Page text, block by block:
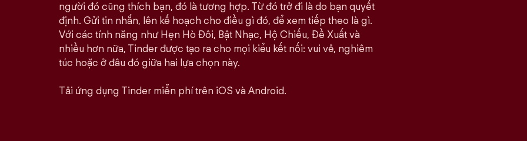
người đó cũng thích bạn, đó là tương hợp. Từ đó trở đi là do bạn quyết
định. Gửi tin nhắn, lên kế hoạch cho điều gì đó, để xem tiếp theo là gì.
Với các tính năng như Hẹn Hò Đôi, Bật Nhạc, Hộ Chiếu, Đề Xuất và
nhiều hơn nữa, Tinder được tạo ra cho mọi kiểu kết nối: vui vẻ, nghiêm
túc hoặc ở đâu đó giữa hai lựa chọn này.
Tải ứng dụng Tinder miễn phí trên iOS và Android.